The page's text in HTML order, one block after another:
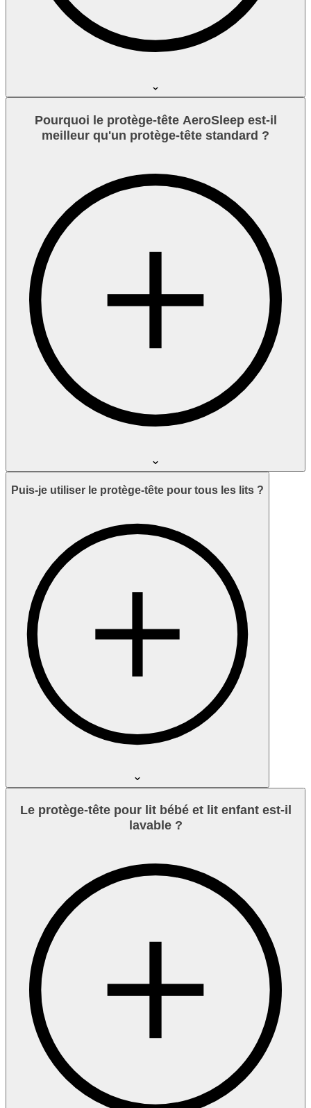
Pourquoi le protège-tête AeroSleep est-il
meilleur qu'un protège-tête standard ?
Puis-je utiliser le protège-tête pour tous les lits ?
Le protège-tête pour lit bébé et lit enfant est-il
lavable ?